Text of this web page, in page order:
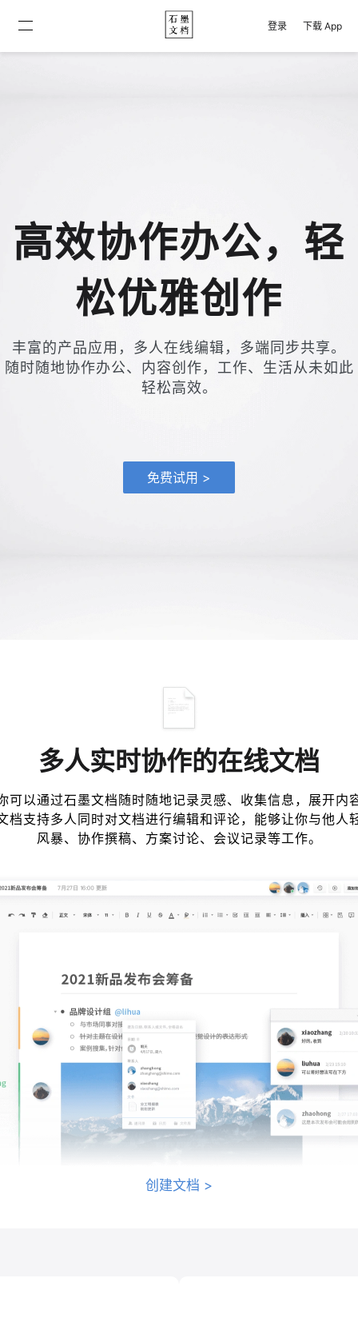
登录 下载 App
高效协作办公，轻
松优雅创作
丰富的产品应用，多人在线编辑，多端同步共享。
随时随地协作办公、内容创作，工作、生活从未如此
轻松高效。
免费试用 >
多人实时协作的在线文档
可以通过石墨文档随时随地记录灵感、收集信息，展开内
档支持多人同时对文档进行编辑和评论，能够让你与他人
风暴、协作撰稿、方案讨论、会议记录等工作。
创建文档 >